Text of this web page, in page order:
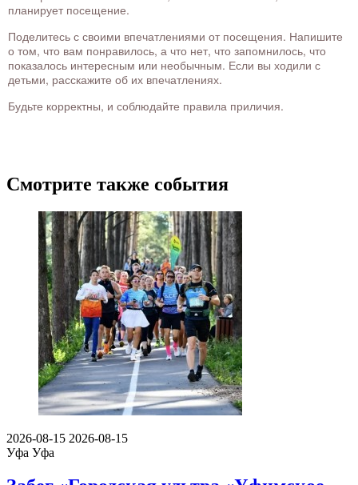
планирует посещение.
Поделитесь с своими впечатлениями от посещения. Напишите
о том, что вам понравилось, а что нет, что запомнилось, что
показалось интересным или необычным. Если вы ходили с
детьми, расскажите об их впечатлениях.
Будьте корректны, и соблюдайте правила приличия.
Смотрите также события
2026-08-15 2026-08-15
Уфа Уфа